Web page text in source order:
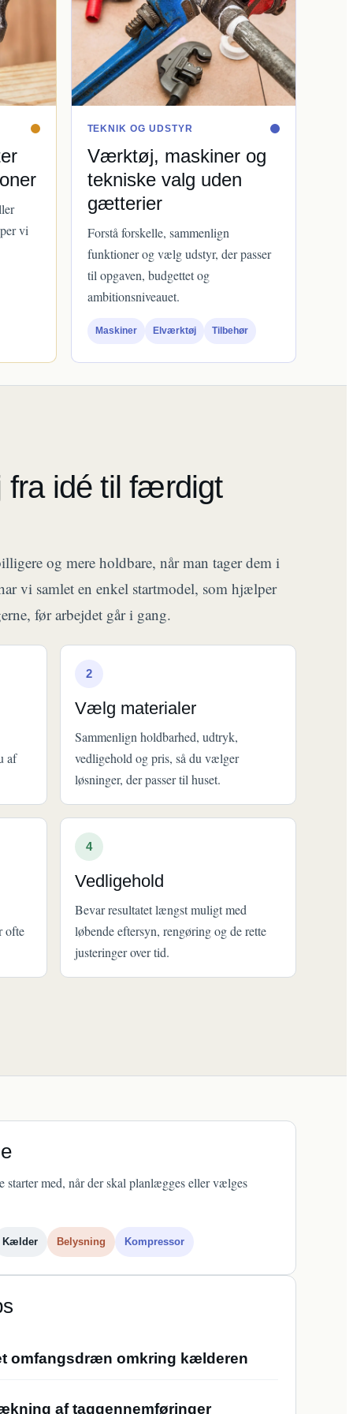
vi
TEKNIK OG UDSTYR
Værktøj, maskiner og
tekniske valg uden
gætterier
Forstå forskelle, sammenlign
funktioner og vælg udstyr, der passer
til opgaven, budgettet og
ambitionsniveauet.
Maskiner Elværktøj Tilbehør
fra idé til færdigt
og mere holdbare, når man tager dem i
vi samlet en enkel startmodel, som hjælper
før arbejdet går i gang.
af
2
Vælg materialer
Sammenlign holdbarhed, udtryk,
vedligehold og pris, så du vælger
løsninger, der passer til huset.
ofte
4
Vedligehold
Bevar resultatet længst muligt med
løbende eftersyn, rengøring og de rette
justeringer over tid.
starter med, når der skal planlægges eller vælges
Kælder Belysning Kompressor
omfangsdræn omkring kælderen
af taggennemføringer